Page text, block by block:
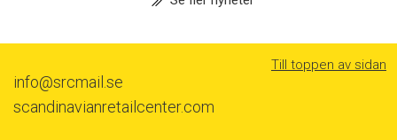
info@srcmail.se
scandinavianretailcenter.com
Till toppen av sidan